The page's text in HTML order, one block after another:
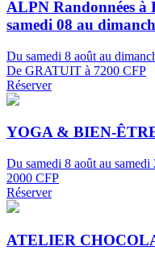
ALPN Randonnées à
samedi 08 au
Du samedi 8 août au
De GRATUIT à 7200 CFP
Réserver
YOGA & BIEN-
Du samedi 8 août au samedi
2000 CFP
Réserver
ATELIER